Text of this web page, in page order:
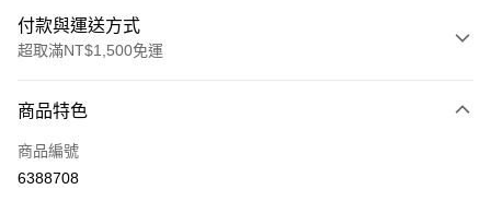
付款與運送方式
超取滿NT$1,500免運
信用卡一次付款
超商取貨付款
商品特色
商品編號
6388708